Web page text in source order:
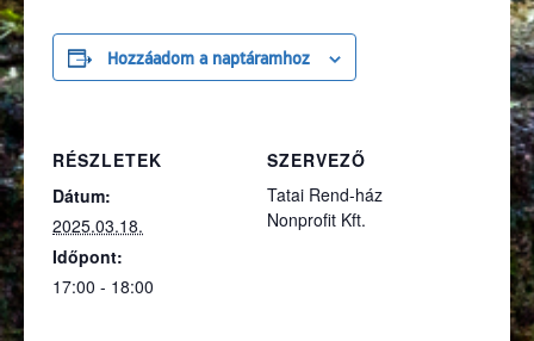
Hozzáadom a naptáramhoz
RÉSZLETEK
Dátum:
2025.03.18.
Időpont:
17:00 - 18:00
SZERVEZŐ
Tatai Rend-ház
Nonprofit Kft.